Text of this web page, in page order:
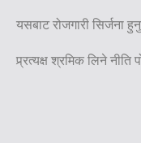
यसबाट रोजगारी सिर्जना
प्र्रत्यक्ष श्रमिक लिने